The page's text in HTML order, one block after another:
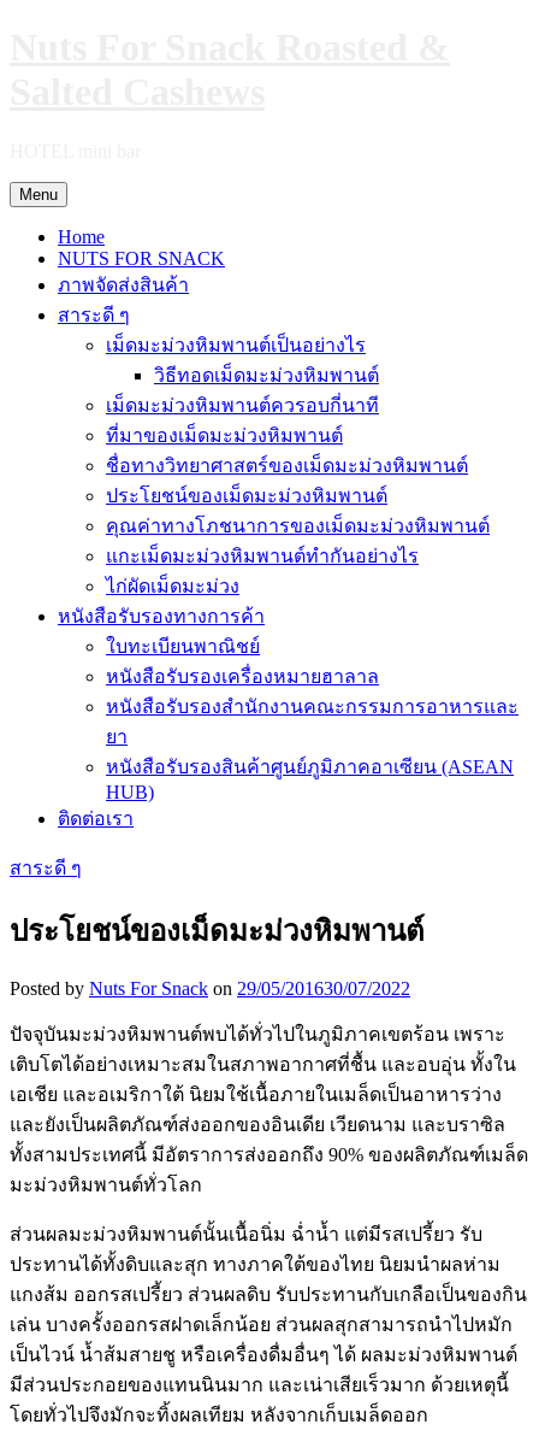
Menu
Home
NUTS FOR SNACK
ภาพจัดส่งสินค้า
สาระดี ๆ
เม็ดมะม่วงหิมพานต์เป็นอย่างไร
วิธีทอดเม็ดมะม่วงหิมพานต์
เม็ดมะม่วงหิมพานต์ควรอบกี่นาที
ที่มาของเม็ดมะม่วงหิมพานต์
ชื่อทางวิทยาศาสตร์ของเม็ดมะม่วงหิมพานต์
ประโยชน์ของเม็ดมะม่วงหิมพานต์
คุณค่าทางโภชนาการของเม็ดมะม่วงหิมพานต์
แกะเม็ดมะม่วงหิมพานต์ทำกันอย่างไร
ไก่ผัดเม็ดมะม่วง
หนังสือรับรองทางการค้า
ใบทะเบียนพาณิชย์
หนังสือรับรองเครื่องหมายฮาลาล
หนังสือรับรองสำนักงานคณะกรรมการอาหารและ
ยา
หนังสือรับรองสินค้าศูนย์ภูมิภาคอาเซียน (ASEAN
HUB)
ติดต่อเรา
สาระดี ๆ
ประโยชน์ของเม็ดมะม่วงหิมพานต์
Posted by Nuts For Snack on 29/05/201630/07/2022
ปัจจุบันมะม่วงหิมพานต์พบได้ทั่วไปในภูมิภาคเขตร้อน เพราะ
เติบโตได้อย่างเหมาะสมในสภาพอากาศที่ชื้น และอบอุ่น ทั้งใน
เอเชีย และอเมริกาใต้ นิยมใช้เนื้อภายในเมล็ดเป็นอาหารว่าง
และยังเป็นผลิตภัณฑ์ส่งออกของอินเดีย เวียดนาม และบราซิล
ทั้งสามประเทศนี้ มีอัตราการส่งออกถึง 90% ของผลิตภัณฑ์เมล็ด
มะม่วงหิมพานต์ทั่วโลก
ส่วนผลมะม่วงหิมพานต์นั้นเนื้อนิ่ม ฉ่ำน้ำ แต่มีรสเปรี้ยว รับ
ประทานได้ทั้งดิบและสุก ทางภาคใต้ของไทย นิยมนำผลห่าม
แกงส้ม ออกรสเปรี้ยว ส่วนผลดิบ รับประทานกับเกลือเป็นของกิน
เล่น บางครั้งออกรสฝาดเล็กน้อย ส่วนผลสุกสามารถนำไปหมัก
เป็นไวน์ น้ำส้มสายชู หรือเครื่องดื่มอื่นๆ ได้ ผลมะม่วงหิมพานต์
มีส่วนประกอยของแทนนินมาก และเน่าเสียเร็วมาก ด้วยเหตุนี้
โดยทั่วไปจึงมักจะทิ้งผลเทียม หลังจากเก็บเมล็ดออก